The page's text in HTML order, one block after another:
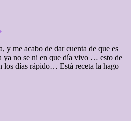
y me acabo de dar cuenta de que es
ya no se ni en que día vivo … esto de
los días rápido… Está receta la hago